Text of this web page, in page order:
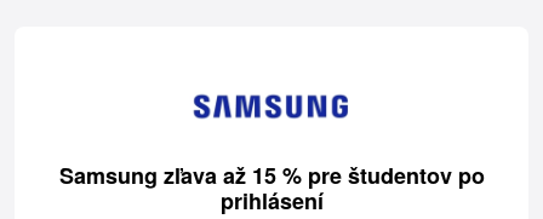
Samsung zľava až 15 % pre študentov po
prihlásení